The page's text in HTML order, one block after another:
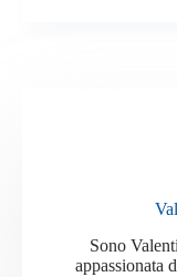
Sono
appassionata